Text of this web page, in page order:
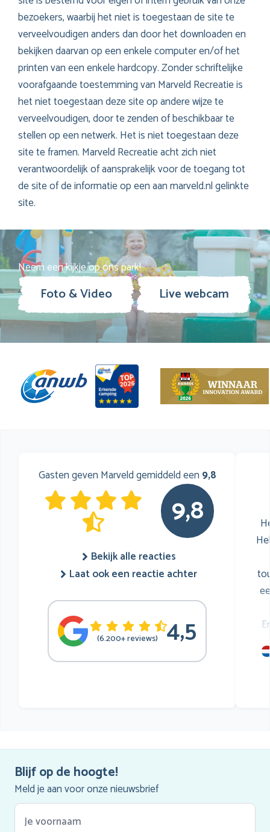
bezoekers, waarbij het niet is toegestaan de site te
verveelvoudigen anders dan door het downloaden en
bekijken daarvan op een enkele computer en/of het
printen van een enkele hardcopy. Zonder schriftelijke
voorafgaande toestemming van Marveld Recreatie is
het niet toegestaan deze site op andere wijze te
verveelvoudigen, door te zenden of beschikbaar te
stellen op een netwerk. Het is niet toegestaan deze
site te framen. Marveld Recreatie acht zich niet
verantwoordelijk of aansprakelijk voor de toegang tot
de site of de informatie op een aan marveld.nl gelinkte
site.
Neem een kijkje op ons park!
Foto & Video Live webcam
Gasten geven Marveld gemiddeld een 9,8
9,8
Bekijk alle reacties
Laat ook een reactie achter
(6.200+ reviews) 4,5
Blijf op de hoogte!
Meld je aan voor onze nieuwsbrief